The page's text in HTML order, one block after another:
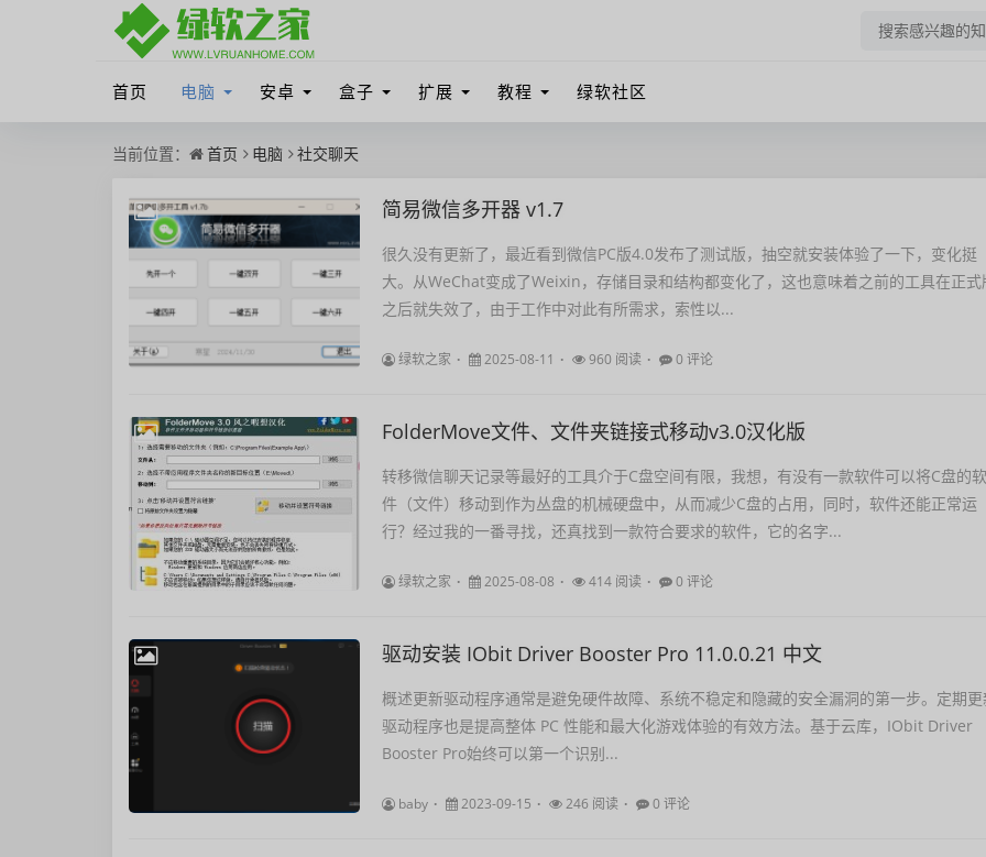
首页 电脑 安卓 盒子 扩展 教程 绿软社区
当前位置： 首页 电脑 社交聊天
简易微信多开器 v1.7
很久没有更新了，最近看到微信PC版4.0发布了测试版，抽空就安装体验了一下，变化挺
大。从WeChat变成了Weixin，存储目录和结构都变化了，这也意味着之前的工具在正式
之后就失效了，由于工作中对此有所需求，索性以...
绿软之家 2025-08-11 960 阅读 0 评论
FolderMove文件、文件夹链接式移动v3.0汉化版
转移微信聊天记录等最好的工具介于C盘空间有限，我想，有没有一款软件可以将C盘的软
件（文件）移动到作为丛盘的机械硬盘中，从而减少C盘的占用，同时，软件还能正常运
行？经过我的一番寻找，还真找到一款符合要求的软件，它的名字...
绿软之家 2025-08-08 414 阅读 0 评论
驱动安装 IObit Driver Booster Pro 11.0.0.21 中文
概述更新驱动程序通常是避免硬件故障、系统不稳定和隐藏的安全漏洞的第一步。定期
驱动程序也是提高整体 PC 性能和最大化游戏体验的有效方法。基于云库，IObit Driver
Booster Pro始终可以第一个识别...
baby 2023-09-15 246 阅读 0 评论